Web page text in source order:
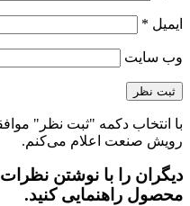
ایمیل *
وب‌ سایت
با انتخاب دکمه "ثبت نظر"
رویش صنعت اعلام می‌کنم.
دیگران را با نوشتن
محصول راهنمایی کنید.